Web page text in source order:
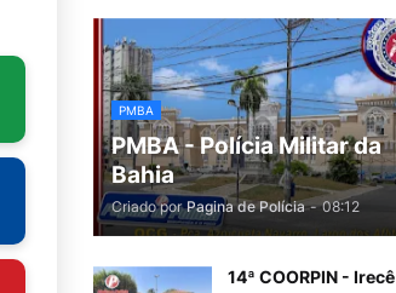
PMBA
PMBA - Polícia Militar da
Bahia
Criado por Pagina de Polícia - 08:12
14ª COORPIN - Irecê